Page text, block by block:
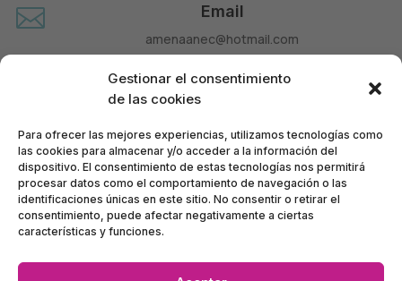
Gestionar el consentimiento
de las cookies
Para ofrecer las mejores experiencias, utilizamos tecnologías como
las cookies para almacenar y/o acceder a la información del
dispositivo. El consentimiento de estas tecnologías nos permitirá
procesar datos como el comportamiento de navegación o las
identificaciones únicas en este sitio. No consentir o retirar el
consentimiento, puede afectar negativamente a ciertas
características y funciones.
 Email
amenaanec@hotmail.com
Teléfono
660 677 963